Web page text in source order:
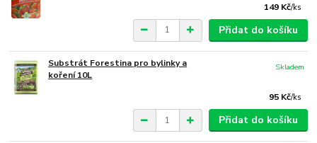
149 Kč/ks
Přidat do košíku
Substrát Forestina pro bylinky a
koření 10L
95 Kč/ks
Skladem
Přidat do košíku